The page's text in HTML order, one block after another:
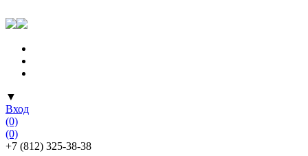
▼
Вход
(0)
(0)
+7 (812) 325-38-38